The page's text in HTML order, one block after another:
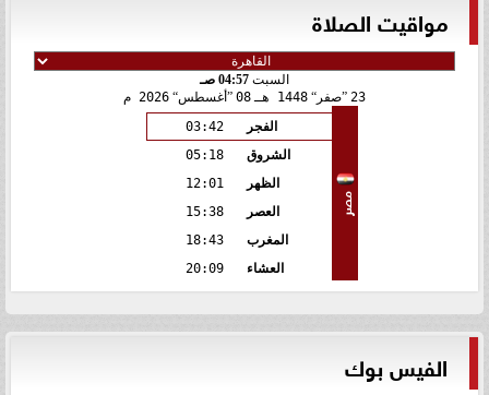
مواقيت الصلاة
السبت 04:57 صـ
23 صفر 1448 هـ 08 أغسطس 2026 م
مصر
الفجر
03:42
الشروق
05:18
الظهر
12:01
العصر
15:38
المغرب
18:43
العشاء
20:09
الفيس بوك